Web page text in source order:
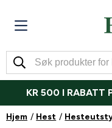
KR 500 I RABATT
Hjem Hest